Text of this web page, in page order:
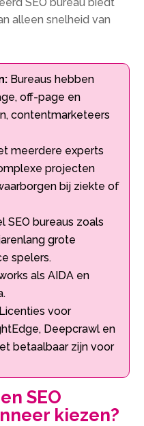
alleen snelheid van
Bureaus hebben
off-page en
contentmarketeers
meerdere experts
projecten
bij ziekte of
SEO bureaus zoals
grote
spelers.​
als AIDA en
Licenties voor
Deepcrawl en
betaalbaar zijn voor
SEO
kiezen?